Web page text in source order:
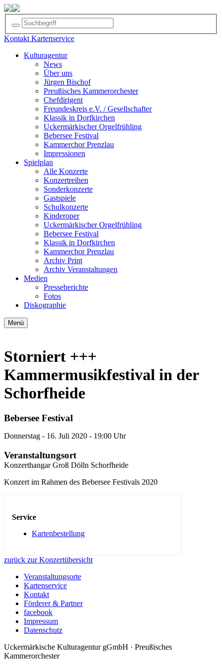
Kontakt Kartenservice
Kulturagentur
News
Über uns
Jürgen Bischof
Preußisches Kammerorchester
Chefdirigent
Freundeskreis e.V. / Gesellschafter
Klassik in Dorfkirchen
Uckermärkischer Orgelfrühling
Bebersee Festival
Kammerchor Prenzlau
Impressionen
Spielplan
Alle Konzerte
Konzertreihen
Sonderkonzerte
Gastspiele
Schulkonzerte
Kinderoper
Uckermärkischer Orgelfrühling
Bebersee Festival
Klassik in Dorfkirchen
Kammerchor Prenzlau
Archiv Print
Archiv Veranstaltungen
Medien
Presseberichte
Fotos
Diskographie
Menü
Storniert +++
Kammermusikfestival in der
Schorfheide
Bebersee Festival
Donnerstag - 16. Juli 2020 - 19:00 Uhr
Veranstaltungsort
Konzerthangar Groß Dölln Schorfheide
Konzert im Rahmen des Bebersee Festivals 2020
Service
Kartenbestellung
zurück zur Konzertübersicht
Veranstaltungsorte
Kartenservice
Kontakt
Förderer & Partner
facebook
Impressum
Datenschutz
Uckermärkische Kulturagentur gGmbH · Preußisches
Kammerorchester